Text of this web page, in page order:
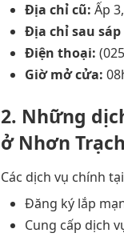
Địa chỉ cũ: Ấp
Địa chỉ sau
Điện thoại:
Giờ mở cửa:
2. Những
ở Nhơn
Các dịch vụ chính
Đăng ký lắp
Cung cấp dịch